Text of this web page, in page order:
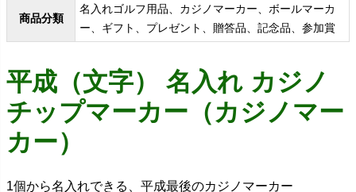
商品分類
名入れゴルフ用品、カジノマーカー、ボールマーカ
ー、ギフト、プレゼント、贈答品、記念品、参加賞
平成（文字） 名入れ カジノ
チップマーカー（カジノマー
カー）
1個から名入れできる、平成最後のカジノマーカー